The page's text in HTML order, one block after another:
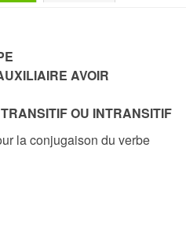
AVOIR
OU INTRANSITIF
la conjugaison du verbe